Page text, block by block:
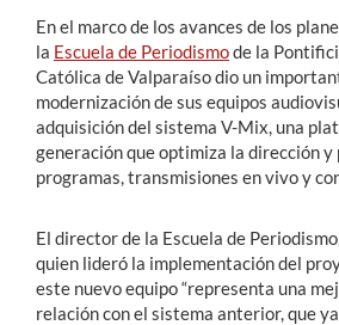
En el marco de los avances de los
la Escuela de Periodismode la
Católica de Valparaíso dio un
modernización de sus equipos
adquisición del sistema V-Mix, una
generación que optimiza la dirección y
programas, transmisiones en vivo y
El director de la Escuela de
quien lideró la implementación del
este nuevo equipo “representa una
relación con el sistema anterior, que